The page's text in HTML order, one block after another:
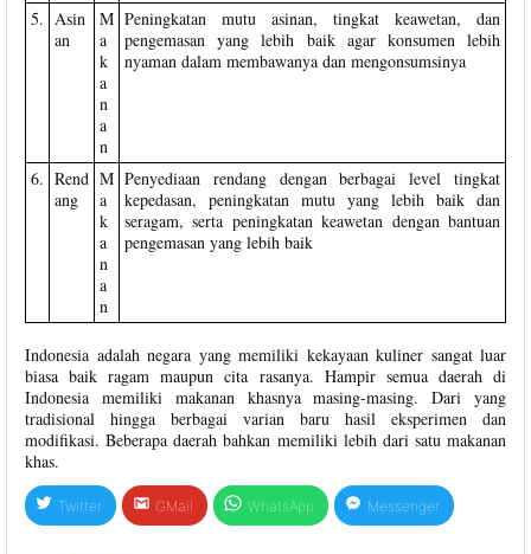
5. Asin
an
M
a
k
a
n
a
n
Peningkatan mutu asinan, tingkat keawetan, dan
pengemasan yang lebih baik agar konsumen lebih
nyaman dalam membawanya dan mengonsumsinya
6. Rend
ang
M
a
k
a
n
a
n
Penyediaan rendang dengan berbagai level tingkat
kepedasan, peningkatan mutu yang lebih baik dan
seragam, serta peningkatan keawetan dengan bantuan
pengemasan yang lebih baik
Indonesia adalah negara yang memiliki kekayaan kuliner sangat luar
biasa baik ragam maupun cita rasanya. Hampir semua daerah di
Indonesia memiliki makanan khasnya masing-masing. Dari yang
tradisional hingga berbagai varian baru hasil eksperimen dan
modifikasi. Beberapa daerah bahkan memiliki lebih dari satu makanan
khas.
Twitter GMail WhatsApp Messenger